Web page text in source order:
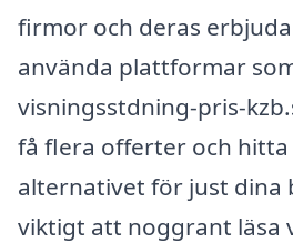
firmor och deras
använda plattformar
visningsstdning-pris-
få flera offerter och hitta
alternativet för just dina
viktigt att noggrant läsa